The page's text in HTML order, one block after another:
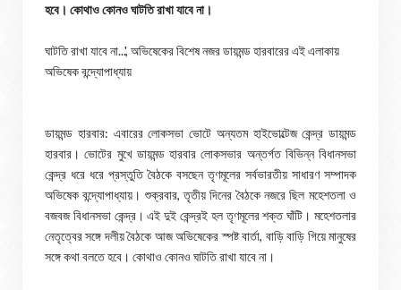
হবে। কোথাও কোনও ঘাটতি রাখা যাবে না।
ঘাটতি রাখা যাবে না...', অভিষেকের বিশেষ নজর ডায়মন্ড হারবারের এই এলাকায়
অভিষেক বন্দ্যোপাধ্যায়
ডায়মন্ড হারবার: এবারের লোকসভা ভোটে অন্যতম হাইভোল্টেজ কেন্দ্র ডায়মন্ড
হারবার। ভোটের মুখে ডায়মন্ড হারবার লোকসভার অন্তর্গত বিভিন্ন বিধানসভা
কেন্দ্র ধরে ধরে প্রস্তুতি বৈঠকে বসছেন তৃণমূলের সর্বভারতীয় সাধারণ সম্পাদক
অভিষেক বন্দ্যোপাধ্যায়। শুক্রবার, তৃতীয় দিনের বৈঠকে নজরে ছিল মহেশতলা ও
বজবজ বিধানসভা কেন্দ্র। এই দুই কেন্দ্রই হল তৃণমূলের শক্ত ঘাঁটি। মহেশতলার
নেতৃত্বের সঙ্গে দলীয় বৈঠকে আজ অভিষেকের স্পষ্ট বার্তা, বাড়ি বাড়ি গিয়ে মানুষের
সঙ্গে কথা বলতে হবে। কোথাও কোনও ঘাটতি রাখা যাবে না।